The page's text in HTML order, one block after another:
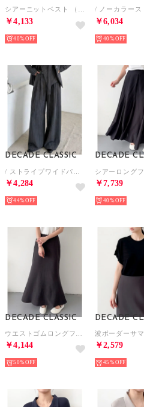
シアーニットベスト （ネイビー）
￥4,133
40%
￥6,034
40%
DECADE CLASSIC
￥4,284
44%
DECADE
￥7,739
40%
DECADE CLASSIC
￥4,144
50%
DECADE
￥2,579
45%